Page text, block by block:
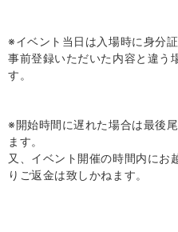
※イベント当日は入場時に身分
事前登録いただいた内容と違う
す。
※開始時間に遅れた場合は最後
ます。
又、イベント開催の時間内にお
りご返金は致しかねます。